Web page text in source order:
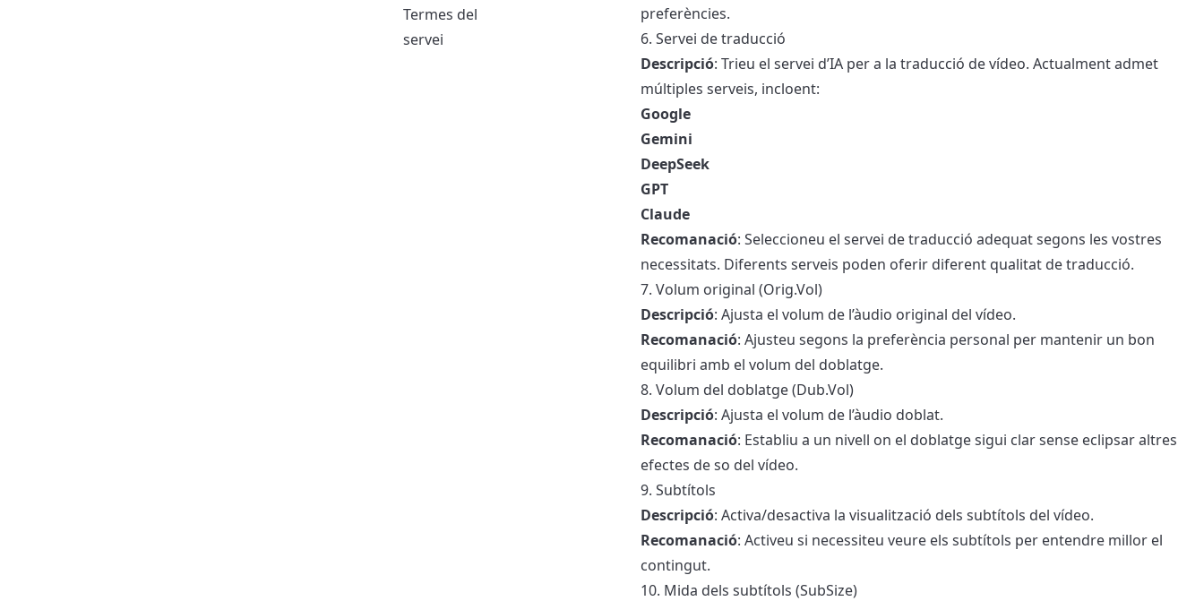
Termes del
servei
preferències.
6. Servei de traducció
Descripció: Trieu el servei d’IA per a la traducció de vídeo. Actualment admet
múltiples serveis, incloent:
Google
Gemini
DeepSeek
GPT
Claude
Recomanació: Seleccioneu el servei de traducció adequat segons les vostres
necessitats. Diferents serveis poden oferir diferent qualitat de traducció.
7. Volum original (Orig.Vol)
Descripció: Ajusta el volum de l’àudio original del vídeo.
Recomanació: Ajusteu segons la preferència personal per mantenir un bon
equilibri amb el volum del doblatge.
8. Volum del doblatge (Dub.Vol)
Descripció: Ajusta el volum de l’àudio doblat.
Recomanació: Establiu a un nivell on el doblatge sigui clar sense eclipsar altres
efectes de so del vídeo.
9. Subtítols
Descripció: Activa/desactiva la visualització dels subtítols del vídeo.
Recomanació: Activeu si necessiteu veure els subtítols per entendre millor el
contingut.
10. Mida dels subtítols (SubSize)